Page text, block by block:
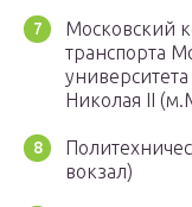
Московский
транспорта
Николая II
вокзал)